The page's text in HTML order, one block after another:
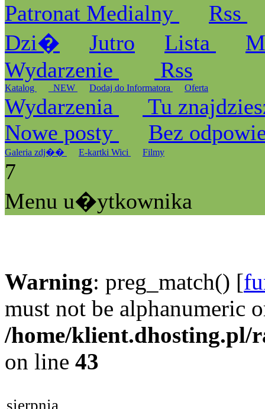
Patronat Medialny
Rss
Dzi�
Jutro Lista
Wydarzenie
Rss
Katalog _NEW Dodaj do Informatora Oferta
Wydarzenia
Tu
Nowe posty
Bez
Galeria zdj�� E-kartki Wici Filmy
7
Menu u�ytkownika
Warning: preg_match() [
must not be alphanumeric
/home/klient.dhosting.pl/
on line 43
sierpnia